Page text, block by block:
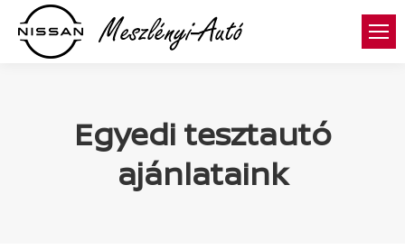
Egyedi tesztautó
ajánlataink